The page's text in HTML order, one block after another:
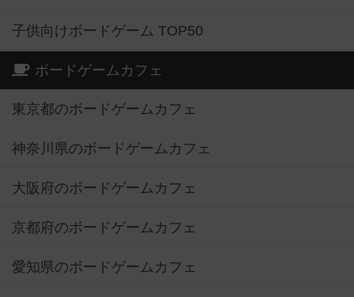
子供向けボードゲーム TOP50
ボードゲームカフェ
東京都のボードゲームカフェ
神奈川県のボードゲームカフェ
大阪府のボードゲームカフェ
京都府のボードゲームカフェ
愛知県のボードゲームカフェ